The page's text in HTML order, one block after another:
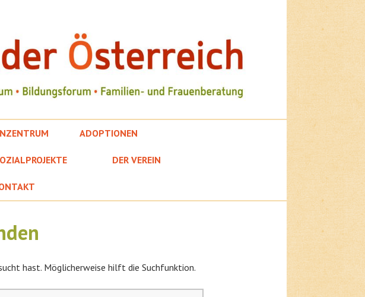
ADOPTIONEN
DER VEREIN
hast. Möglicherweise hilft die Suchfunktion.